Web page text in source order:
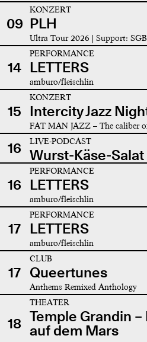
09
KONZERT
PLH
Ultra Tour 2026 | Support: SGB
14
PERFORMANCE
LETTERS
amburo/fleischlin
15
KONZERT
Intercity Jazz
FAT MAN JAZZ – The caliber
16 LIVE-PODCAST
Wurst-Käse-Salat
16
PERFORMANCE
LETTERS
amburo/fleischlin
17
PERFORMANCE
LETTERS
amburo/fleischlin
17
CLUB
Queertunes
Anthems Remixed Anthology
18
THEATER
Temple Grandin
auf dem Mars